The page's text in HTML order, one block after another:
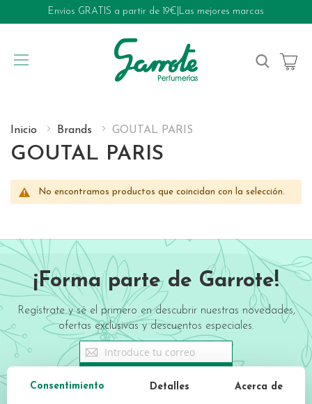
Envíos GRATIS a partir de 19€ Las mejores marcas
My Cart
Inicio Brands GOUTAL PARIS
GOUTAL PARIS
No encontramos productos que coincidan con la selección.
Consentimiento Detalles Acerca de
¡Forma parte de Garrote!
Regístrate y sé el primero en descubrir nuestras novedades,
ofertas exclusivas y descuentos especiales.
Sign
Up
Our